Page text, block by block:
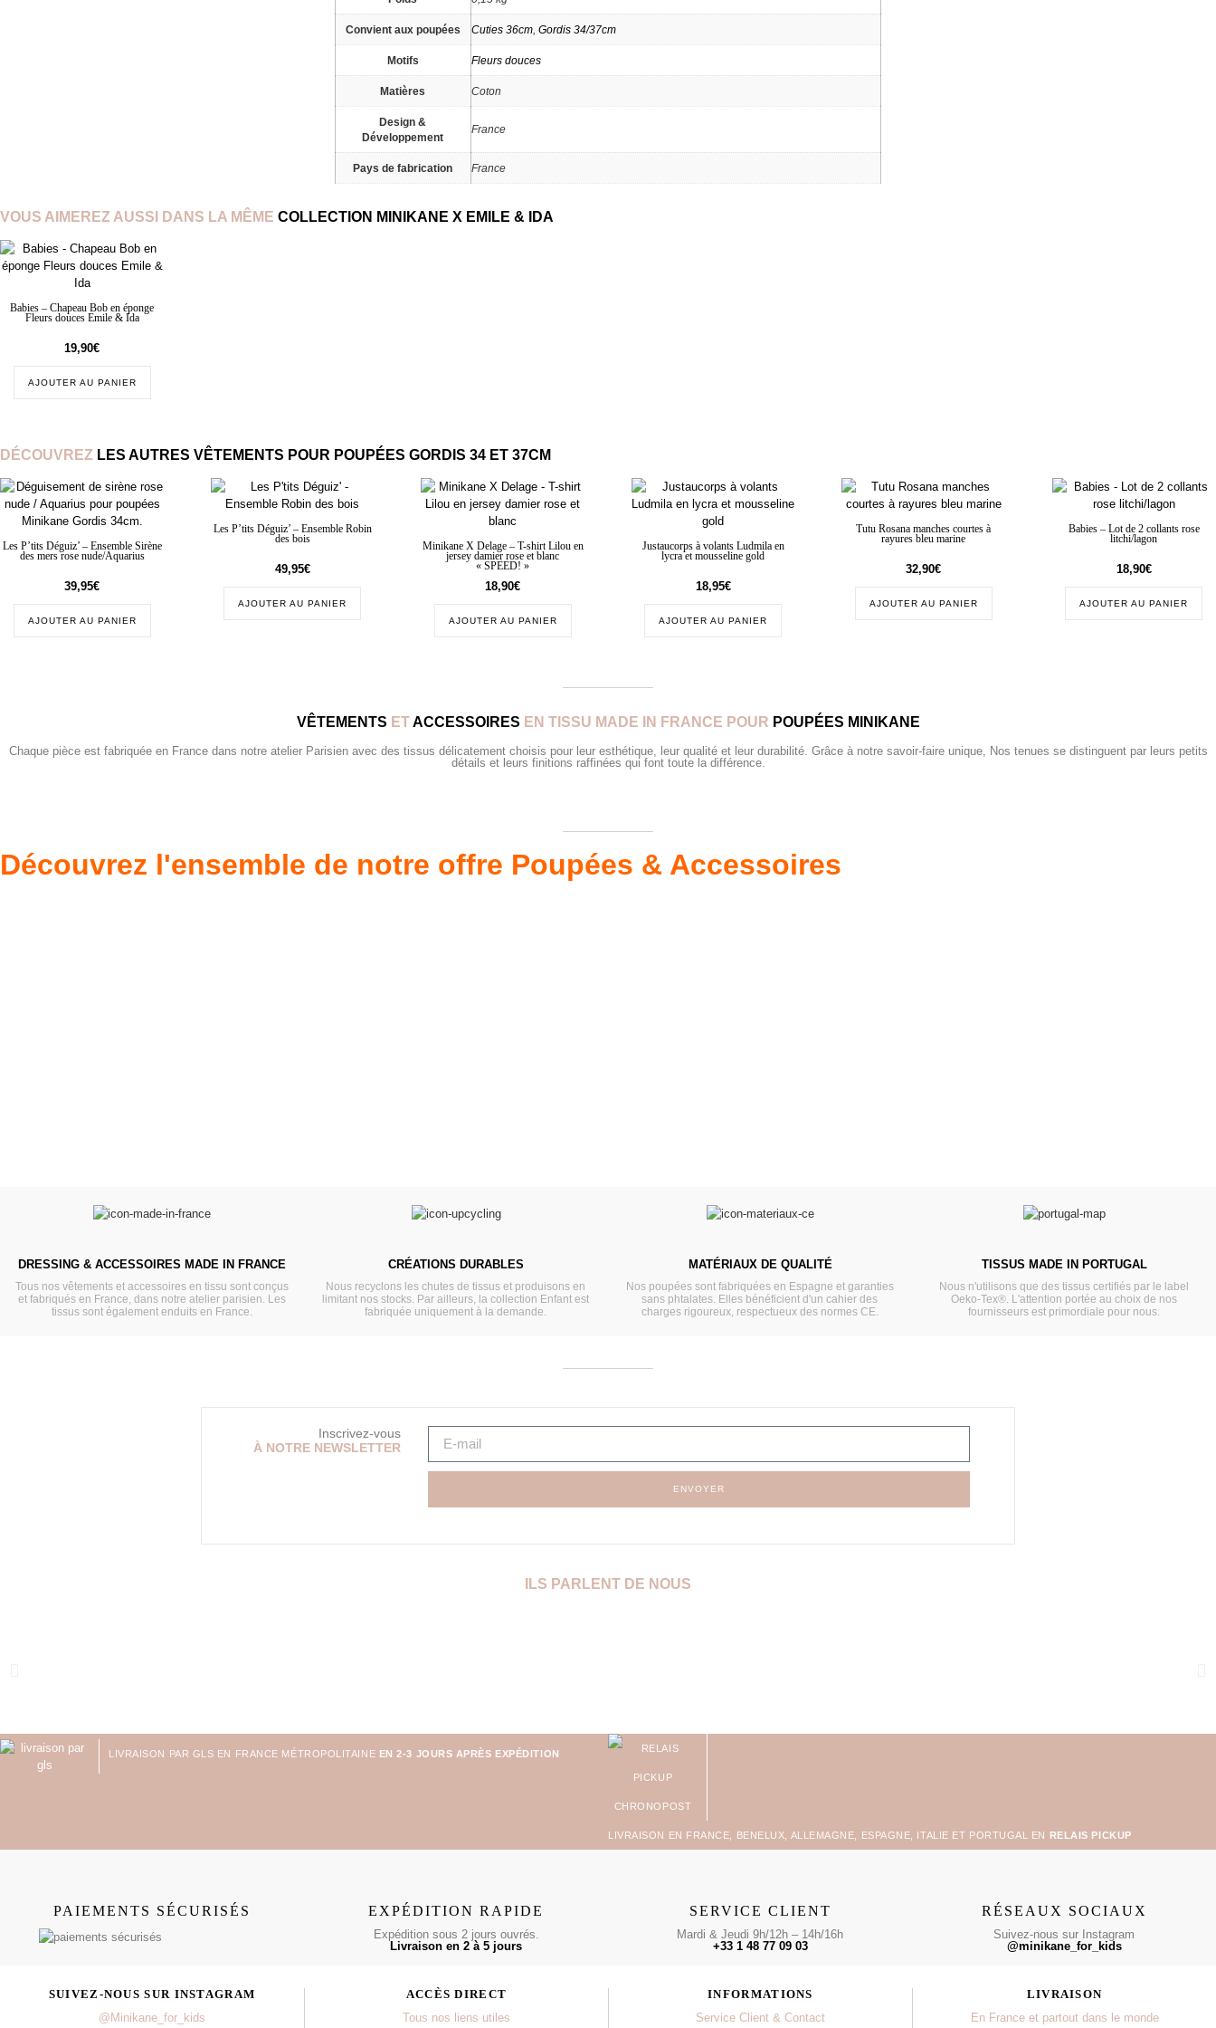
Convient aux poupées Cuties 36cm, Gordis 34/37cm
Motifs Fleurs douces
Matières Coton
Design &
Développement
France
Pays de fabrication France
VOUS AIMEREZ AUSSI DANS LA MÊME COLLECTION MINIKANE X EMILE & IDA
Babies – Chapeau Bob en éponge
Fleurs douces Emile & Ida
19,90€
AJOUTER AU PANIER
DÉCOUVREZ LES AUTRES VÊTEMENTS POUR POUPÉES GORDIS 34 ET 37CM
Les P’tits Déguiz’ – Ensemble Sirène
des mers rose nude/Aquarius
39,95€
AJOUTER AU PANIER
Les P’tits Déguiz’ – Ensemble Robin
des bois
49,95€
AJOUTER AU PANIER
Minikane X Delage – T-shirt Lilou en
jersey damier rose et blanc
« SPEED! »
18,90€
AJOUTER AU PANIER
Justaucorps à volants Ludmila en
lycra et mousseline gold
18,95€
AJOUTER AU PANIER
Tutu Rosana manches courtes à
rayures bleu marine
32,90€
AJOUTER AU PANIER
Babies – Lot de 2 collants rose
litchi/lagon
18,90€
AJOUTER AU PANIER
VÊTEMENTS ETACCESSOIRES EN TISSU MADE IN FRANCE POUR POUPÉES MINIKANE
Chaque pièce est fabriquée en France dans notre atelier Parisien avec des tissus délicatement choisis pour leur esthétique, leur qualité et leur durabilité. Grâce à notre savoir-faire unique, Nos tenues se distinguent par leurs petits
détails et leurs finitions raffinées qui font toute la différence.
Découvrez l'ensemble de notre offre Poupées & Accessoires
DRESSING & ACCESSOIRES MADE IN FRANCE
Tous nos vêtements et accessoires en tissu sont conçus
et fabriqués en France, dans notre atelier parisien. Les
tissus sont également enduits en France.
CRÉATIONS DURABLES
Nous recyclons les chutes de tissus et produisons en
limitant nos stocks. Par ailleurs, la collection Enfant est
fabriquée uniquement à la demande.
MATÉRIAUX DE QUALITÉ
Nos poupées sont fabriquées en Espagne et garanties
sans phtalates. Elles bénéficient d'un cahier des
charges rigoureux, respectueux des normes CE.
TISSUS MADE IN PORTUGAL
Nous n'utilisons que des tissus certifiés par le label
Oeko-Tex®. L'attention portée au choix de nos
fournisseurs est primordiale pour nous.
Inscrivez-vous
À NOTRE NEWSLETTER
ENVOYER
ILS PARLENT DE NOUS
LIVRAISON PAR GLS EN FRANCE MÉTROPOLITAINE EN 2-3 JOURS APRÈS EXPÉDITION
LIVRAISON EN FRANCE, BENELUX, ALLEMAGNE, ESPAGNE, ITALIE ET PORTUGAL EN RELAIS PICKUP
PAIEMENTS SÉCURISÉS EXPÉDITION RAPIDE
Expédition sous 2 jours ouvrés.
Livraison en 2 à 5 jours
SERVICE CLIENT
Mardi & Jeudi 9h/12h – 14h/16h
+33 1 48 77 09 03
RÉSEAUX SOCIAUX
Suivez-nous sur Instagram
@minikane_for_kids
SUIVEZ-NOUS SUR INSTAGRAM
@Minikane_for_kids
ACCÈS DIRECT
Tous nos liens utiles
INFORMATIONS
Service Client & Contact
LIVRAISON
En France et partout dans le monde